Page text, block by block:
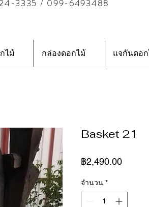
3335 / 099-6493488
ไม้ กล่องดอกไม้ แจกันดอ
Basket 21
฿2,490.00ราคา
จำนวน *